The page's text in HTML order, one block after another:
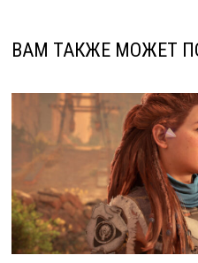
ВАМ ТАКЖЕ МОЖЕТ